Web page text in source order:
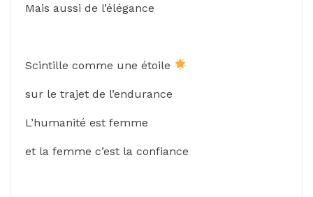
Mais aussi de l’élégance
Scintille comme une étoile
sur le trajet de l’endurance
L’humanité est femme
et la femme c’est la confiance